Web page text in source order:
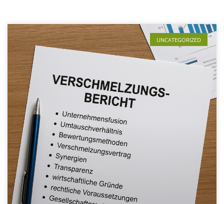
UNCATEGORIZED